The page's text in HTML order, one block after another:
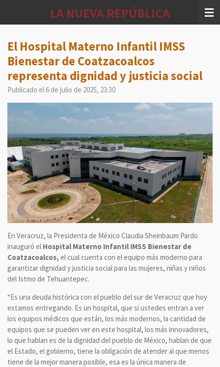
principal
LA NUEVA REPÚBLICA
El Hospital Materno Infantil IMSS
Bienestar de Coatzacoalcos
representa dignidad y justicia social
Publicado el 6 de julio de 2025, 23:30
En Veracruz, la Presidenta de México Claudia Sheinbaum Pardo
inauguró el Hospital Materno Infantil IMSS Bienestar de
Coatzacoalcos, el cual cuenta con el equipo más moderno para
garantizar dignidad y justicia social para las mujeres, niñas y niños
del Istmo de Tehuantepec.
“Es una deuda histórica con el pueblo del sur de Veracruz que hoy
estamos entregando. Es un hospital, que si ustedes entran a ver
los equipos médicos que están, los más modernos, la cantidad de
equipos que se pueden ver en este hospital, los más innovadores,
lo que hablan es de la dignidad del pueblo de México, hablan de que
el Estado, el gobierno, tiene la obligación de atender al que menos
tiene de la mejor manera posible, esa es la única manera de